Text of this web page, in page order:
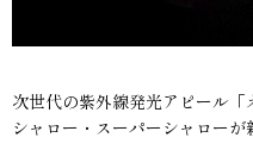
次世代の紫外線発光アピール「
シャロー・スーパーシャローが